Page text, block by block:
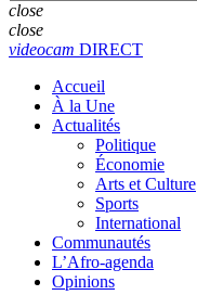
close
close
videocam DIRECT
Accueil
À la Une
Actualités
Politique
Économie
Arts et Culture
Sports
International
Communautés
L’Afro-agenda
Opinions